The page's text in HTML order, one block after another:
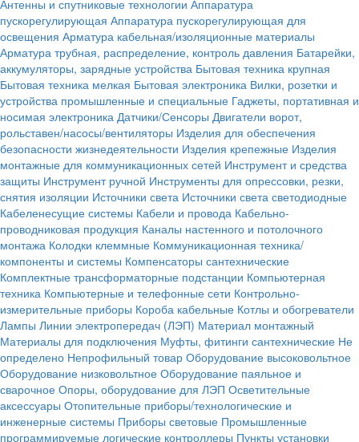
Антенны и спутниковые технологии Аппаратура
пускорегулирующая Аппаратура пускорегулирующая для
освещения Арматура кабельная/изоляционные материалы
Арматура трубная, распределение, контроль давления Батарейки,
аккумуляторы, зарядные устройства Бытовая техника крупная
Бытовая техника мелкая Бытовая электроника Вилки, розетки и
устройства промышленные и специальные Гаджеты, портативная и
носимая электроника Датчики/Сенсоры Двигатели ворот,
рольставен/насосы/вентиляторы Изделия для обеспечения
безопасности жизнедеятельности Изделия крепежные Изделия
монтажные для коммуникационных сетей Инструмент и средства
защиты Инструмент ручной Инструменты для опрессовки, резки,
снятия изоляции Источники света Источники света светодиодные
Кабеленесущие системы Кабели и провода Кабельно-
проводниковая продукция Каналы настенного и потолочного
монтажа Колодки клеммные Коммуникационная техника/
компоненты и системы Компенсаторы сантехнические
Комплектные трансформаторные подстанции Компьютерная
техника Компьютерные и телефонные сети Контрольно-
измерительные приборы Короба кабельные Котлы и обогреватели
Лампы Линии электропередач (ЛЭП) Материал монтажный
Материалы для подключения Муфты, фитинги сантехнические Не
определено Непрофильный товар Оборудование высоковольтное
Оборудование низковольтное Оборудование паяльное и
сварочное Опоры, оборудование для ЛЭП Осветительные
аксессуары Отопительные приборы/технологические и
инженерные системы Приборы световые Промышленные
программируемые логические контроллеры Пункты установки